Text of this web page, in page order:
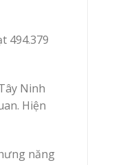
494.379
Ninh
Hiện
năng